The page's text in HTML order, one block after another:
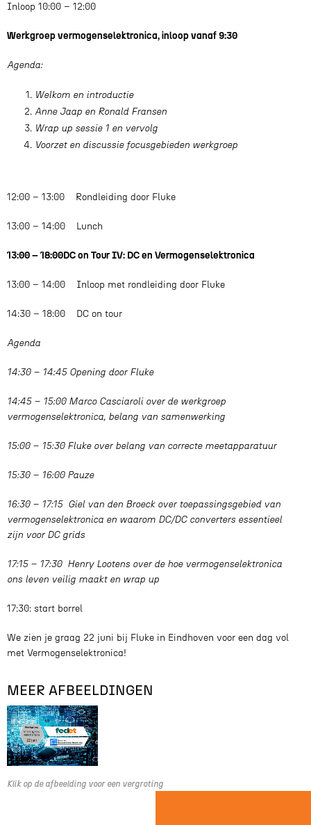
Inloop 10:00 – 12:00
Werkgroep vermogenselektronica, inloop vanaf 9:30
Agenda:
Welkom en introductie
Anne Jaap en Ronald Fransen
Wrap up sessie 1 en vervolg
Voorzet en discussie focusgebieden werkgroep
12:00 – 13:00 Rondleiding door Fluke
13:00 – 14:00 Lunch
13:00 – 18:00DC on Tour IV: DC en Vermogenselektronica
13:00 – 14:00 Inloop met rondleiding door Fluke
14:30 – 18:00 DC on tour
Agenda
14:30 – 14:45 Opening door Fluke
14:45 – 15:00 Marco Casciaroli over de werkgroep
vermogenselektronica, belang van samenwerking
15:00 – 15:30 Fluke over belang van correcte meetapparatuur
15:30 – 16:00 Pauze
16:30 – 17:15 Giel van den Broeck over toepassingsgebied van
vermogenselektronica en waarom DC/DC converters essentieel
zijn voor DC grids
17:15 – 17:30 Henry Lootens over de hoe vermogenselektronica
ons leven veilig maakt en wrap up
17:30: start borrel
We zien je graag 22 juni bij Fluke in Eindhoven voor een dag vol
met Vermogenselektronica!
MEER AFBEELDINGEN
Klik op de afbeelding voor een vergroting